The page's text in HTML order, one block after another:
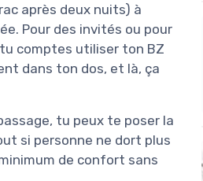
après deux nuits) à
Pour des invités ou pour
comptes utiliser ton BZ
dans ton dos, et là, ça
tu peux te poser la
si personne ne dort plus
de confort sans